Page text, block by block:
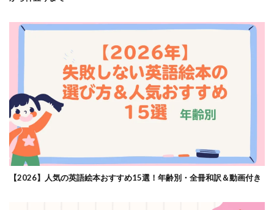
【2026】人気の英語絵本おすすめ15選！年齢別・全冊和訳＆動画付き